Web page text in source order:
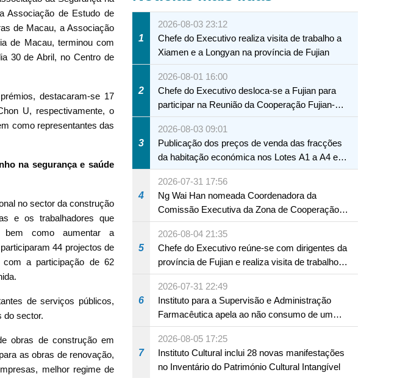
Associação de Estudo de
de Macau, a Associação
de Macau, terminou com
30 de Abril, no Centro de
destacaram-se 17
U, respectivamente, o
como representantes das
na segurança e saúde
no sector da construção
e os trabalhadores que
bem como aumentar a
44 projectos de
com a participação de 62
de serviços públicos,
do sector.
obras de construção em
as obras de renovação,
melhor regime de
1
2026-08-03 23:12
Chefe do Executivo realiza visita de trabalho a
Xiamen e a Longyan na província de Fujian
2
2026-08-01 16:00
Chefe do Executivo desloca-se a Fujian para
participar na Reunião da Cooperação Fujian-
Macau
3
2026-08-03 09:01
Publicação dos preços de venda das fracções
da habitação económica nos Lotes A1 a A4 e
A12 da Zona A dos Novos Aterros
4
2026-07-31 17:56
Ng Wai Han nomeada Coordenadora da
Comissão Executiva da Zona de Cooperação
Aprofundada entre Guangdong e Macau em
Hengqin
5
2026-08-04 21:35
Chefe do Executivo reúne-se com dirigentes da
província de Fujian e realiza visita de trabalho
em Fuzhou
6
2026-07-31 22:49
Instituto para a Supervisão e Administração
Farmacêutica apela ao não consumo de um
produto com substâncias medicamentosas
ocidentais
7
2026-08-05 17:25
Instituto Cultural inclui 28 novas manifestações
no Inventário do Património Cultural Intangível